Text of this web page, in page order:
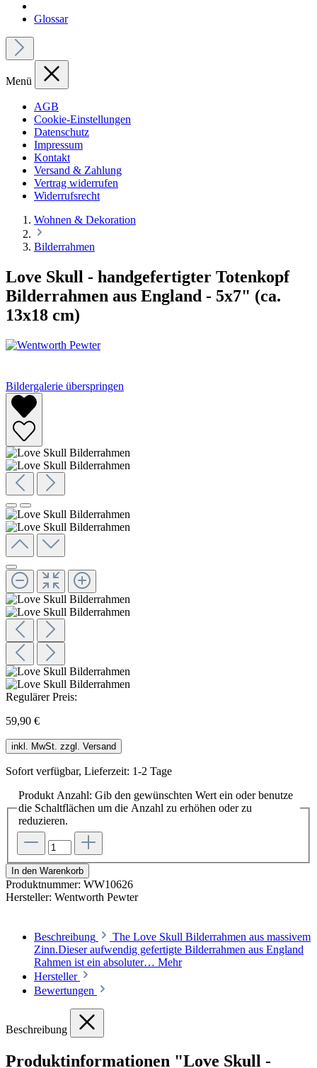
Glossar
Menü
AGB
Cookie-Einstellungen
Datenschutz
Impressum
Kontakt
Versand & Zahlung
Vertrag widerrufen
Widerrufsrecht
Wohnen & Dekoration
Bilderrahmen
Love Skull - handgefertigter Totenkopf
Bilderrahmen aus England - 5x7" (ca.
13x18 cm)
Bildergalerie überspringen
Regulärer Preis:
59,90 €
inkl. MwSt. zzgl. Versand
Sofort verfügbar, Lieferzeit: 1-2 Tage
Produkt Anzahl: Gib den gewünschten Wert ein oder benutze
die Schaltflächen um die Anzahl zu erhöhen oder zu
reduzieren.
In den Warenkorb
Produktnummer: WW10626
Hersteller: Wentworth Pewter
Beschreibung
The Love Skull Bilderrahmen aus massivem
Zinn.Dieser aufwendig gefertigte Bilderrahmen aus England
Rahmen ist ein absoluter… Mehr
Hersteller
Bewertungen
Beschreibung
Produktinformationen "Love Skull -